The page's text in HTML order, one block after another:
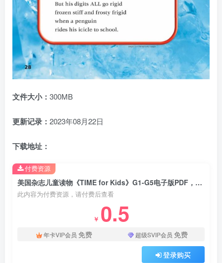
文件大小： 300MB
更新记录： 2023年08月22日
下载地址：
美国杂志儿童读物《TIME for Kids》G1-G5电子版PDF，百度云网盘下载！
此内容为付费资源，请付费后查看
￥ 0.5
年卡VIP会员 免费 超级SVIP会员 免费
登录购买
付费资源